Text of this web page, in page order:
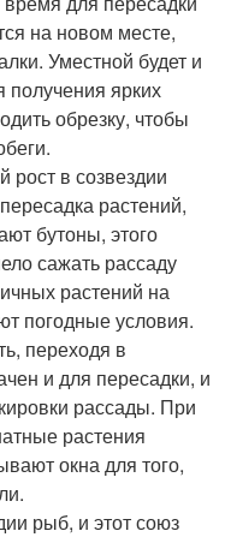
на новом месте,
Уместной будет и
получения ярких
обрезку, чтобы
рост в созвездии
растений,
бутоны, этого
сажать рассаду
растений на
погодные условия.
переходя в
и для пересадки, и
рассады. При
растения
окна для того,
рыб, и этот союз